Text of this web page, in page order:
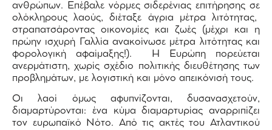
ανθρώπων. Επέβαλε νόρμες σιδερένιας επιτήρησης σε
ολόκληρους λαούς, διέταξε άγρια μέτρα λιτότητας,
στραπατσάροντας οικονομίες και ζωές (μέχρι και η
πρώην ισχυρή Γαλλία ανακοίνωσε μέτρα λιτότητας και
φορολογική αφαίμαξης!). Η Ευρώπη πορεύεται
ανερμάτιστη, χωρίς σχέδιο πολιτικής διευθέτησης των
προβλημάτων, με λογιστική και μόνο απεικόνισή τους.
Οι λαοί όμως αφυπνίζονται, δυσανασχετούν,
διαμαρτύρονται: ένα κύμα διαμαρτυρίας αναρριπίζει
τον ευρωπαϊκό Νότο. Από τις ακτές του Ατλαντικού